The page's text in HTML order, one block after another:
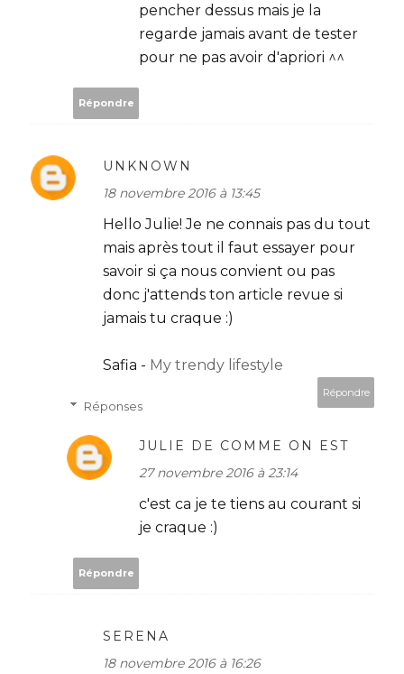
pencher dessus mais je la
regarde jamais avant de tester
pour ne pas avoir d'apriori ^^
Répondre
UNKNOWN
18 novembre 2016 à 13:45
Hello Julie! Je ne connais pas du tout
mais après tout il faut essayer pour
savoir si ça nous convient ou pas
donc j'attends ton article revue si
jamais tu craque :)
Safia - My trendy lifestyle
Répondre
Réponses
JULIE DE COMME ON EST
27 novembre 2016 à 23:14
c'est ca je te tiens au courant si
je craque :)
Répondre
SERENA
18 novembre 2016 à 16:26